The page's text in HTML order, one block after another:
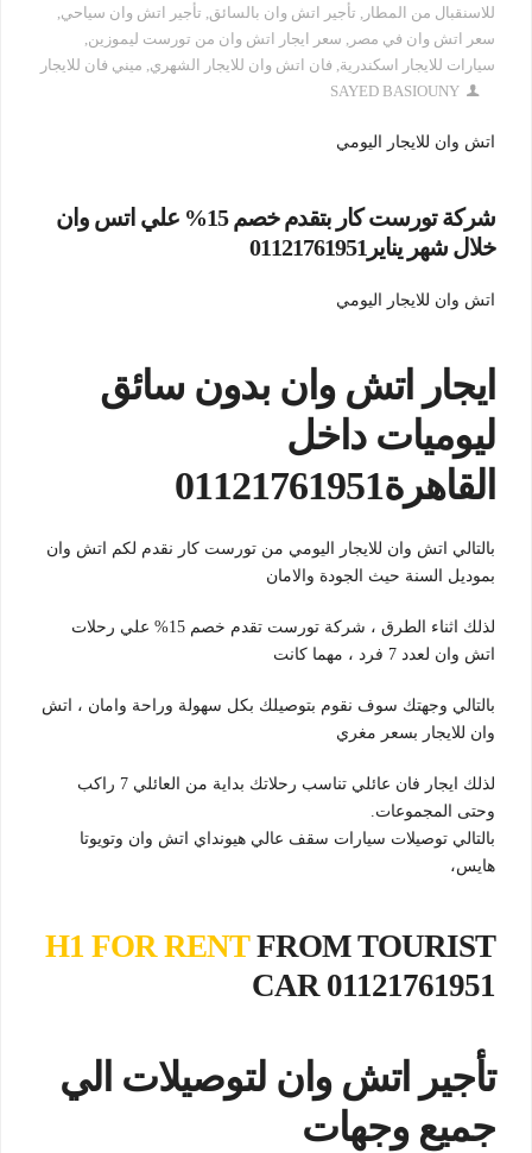
للاسنقبال من المطار
تأجير اتش وان بالسائق تأجير اتش وان سياحي
سعر اتش وان في مصر
سعر ايجار اتش وان من تورست ليموزين
سيارات للايجار اسكندرية فان اتش وان للايجار الشهري ميني فان للايجار
SAYED BASIOUNY
اتش وان للايجار اليومي
شركة تورست كار بتقدم خصم 15% علي اتس وان
خلال شهر يناير01121761951
اتش وان للايجار اليومي
ايجار اتش وان بدون سائق
ليوميات داخل
القاهرة01121761951
بالتالي اتش وان للايجار اليومي من تورست كار نقدم لكم اتش وان
بموديل السنة حيث الجودة والامان
لذلك اثناء الطرق ، شركة تورست تقدم خصم 15% علي رحلات
اتش وان لعدد 7 فرد ، مهما كانت
بالتالي وجهتك سوف نقوم بتوصيلك بكل سهولة وراحة وامان ، اتش
وان للايجار بسعر مغري
لذلك ايجار فان عائلي تناسب رحلاتك بداية من العائلي 7 راكب
وحتى المجموعات.
بالتالي توصيلات سيارات سقف عالي هيونداي اتش وان وتويوتا
هايس،
H1 FOR RENTFROM TOURIST
CAR 01121761951
تأجير اتش وان لتوصيلات الي
جميع وجهات